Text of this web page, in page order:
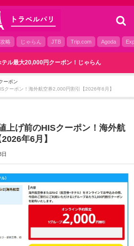
略 じゃらん JTB Trip.com Agoda
テル最大20,000円クーポン！じゃらん
ーポン
クーポン！海外航空券2,000円割引【2026年6月】
上げ前のHISクーポン！海外航
年6月】